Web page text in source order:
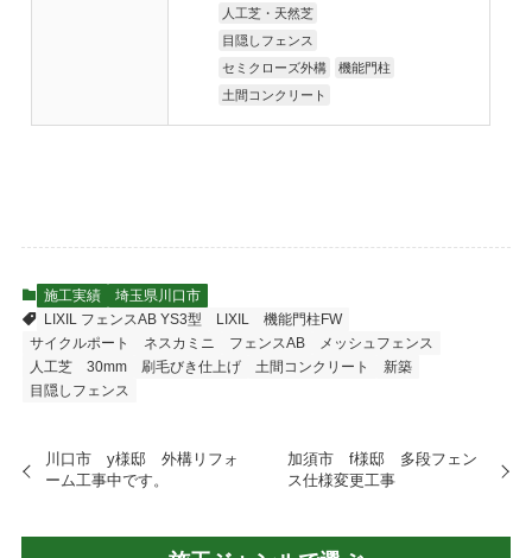
人工芝・天然芝
目隠しフェンス
セミクローズ外構
機能門柱
土間コンクリート
施工実績
埼玉県川口市
LIXIL フェンスAB YS3型
LIXIL 機能門柱FW
サイクルポート ネスカミニ
フェンスAB
メッシュフェンス
人工芝 30mm
刷毛びき仕上げ 土間コンクリート
新築
目隠しフェンス
川口市 y様邸 外構リフォ
ーム工事中です。
加須市 f様邸 多段フェン
ス仕様変更工事